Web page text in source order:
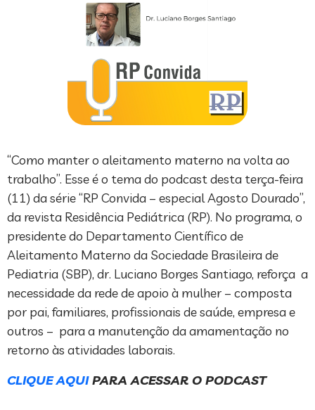
“Como manter o aleitamento materno na volta ao
trabalho”. Esse é o tema do podcast desta terça-feira
(11) da série “RP Convida – especial Agosto Dourado”,
da revista Residência Pediátrica (RP). No programa, o
presidente do Departamento Científico de
Aleitamento Materno da Sociedade Brasileira de
Pediatria (SBP), dr. Luciano Borges Santiago, reforça a
necessidade da rede de apoio à mulher – composta
por pai, familiares, profissionais de saúde, empresa e
outros – para a manutenção da amamentação no
retorno às atividades laborais.
CLIQUE AQUIPARA ACESSAR O PODCAST